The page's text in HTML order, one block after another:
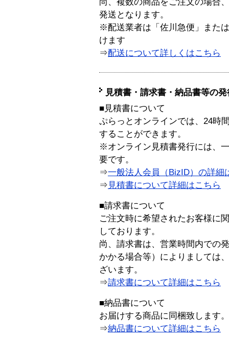
尚、複数の商品をご注文の場合
発送となります。
※配送業者は「佐川急便」また
けます
⇒配送について詳しくはこちら
見積書・請求書・納品書等の
■見積書について
ぷらっとオンラインでは、24時
することができます。
※オンライン見積書発行には、
要です。
⇒一般法人会員（BizID）の詳細
⇒ 見積書について詳細はこちら
■請求書について
ご注文時に希望されたお客様に
しております。
尚、請求書は、営業時間内での
かかる場合等）によりましては
ざいます。
⇒請求書について詳細はこちら
■納品書について
お届けする商品に同梱致します。
⇒納品書について詳細はこちら